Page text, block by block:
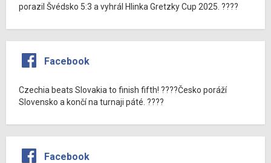
porazil Švédsko 5:3 a vyhrál Hlinka Gretzky Cup 2025. ????
Facebook
Czechia beats Slovakia to finish fifth! ????Česko poráží
Slovensko a končí na turnaji páté. ????
Facebook